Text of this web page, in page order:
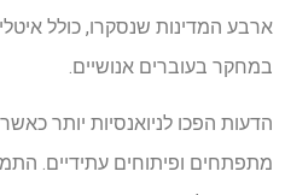
ארבע המדינות שנסקרו, כולל
במחקר בעוברים אנושיים.
הדעות הפכו לניואנסיות יותר
מתפתחים ופיתוחים עתידיים.